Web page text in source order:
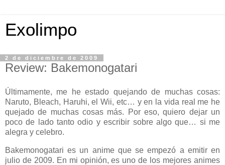
Exolimpo
2 de diciembre de 2009
Review: Bakemonogatari
Últimamente, me he estado quejando de muchas cosas:
Naruto, Bleach, Haruhi, el Wii, etc… y en la vida real me he
quejado de muchas cosas más. Por eso, quiero dejar un
poco de lado tanto odio y escribir sobre algo que… si me
alegra y celebro.
Bakemonogatari es un anime que se empezó a emitir en
julio de 2009. En mi opinión, es uno de los mejores animes